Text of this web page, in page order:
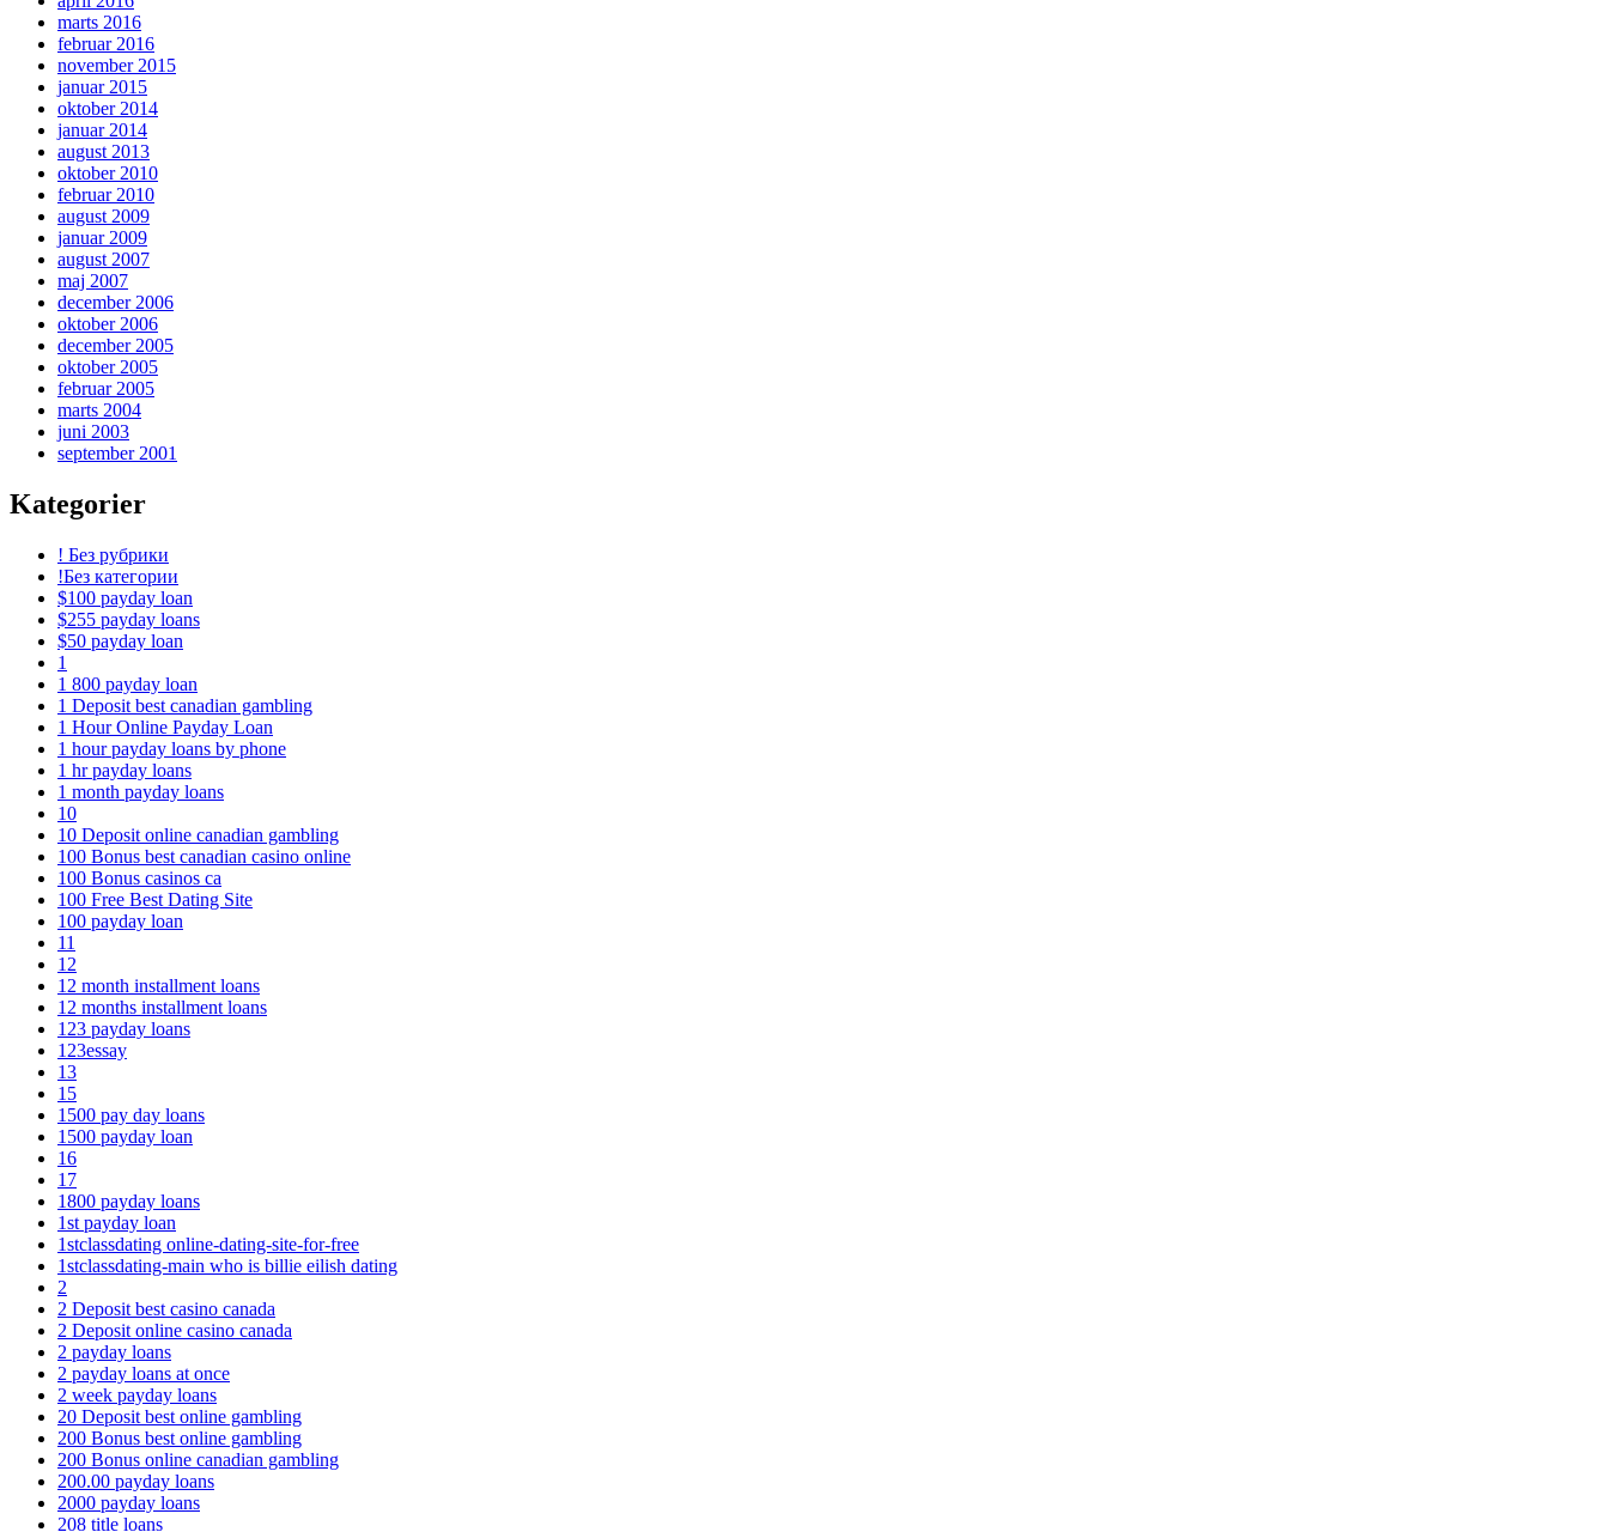
marts 2016
februar 2016
november 2015
januar 2015
oktober 2014
januar 2014
august 2013
oktober 2010
februar 2010
august 2009
januar 2009
august 2007
maj 2007
december 2006
oktober 2006
december 2005
oktober 2005
februar 2005
marts 2004
juni 2003
september 2001
Kategorier
! Без рубрики
!Без категории
$100 payday loan
$255 payday loans
$50 payday loan
1
1 800 payday loan
1 Deposit best canadian gambling
1 Hour Online Payday Loan
1 hour payday loans by phone
1 hr payday loans
1 month payday loans
10
10 Deposit online canadian gambling
100 Bonus best canadian casino online
100 Bonus casinos ca
100 Free Best Dating Site
100 payday loan
11
12
12 month installment loans
12 months installment loans
123 payday loans
123essay
13
15
1500 pay day loans
1500 payday loan
16
17
1800 payday loans
1st payday loan
1stclassdating online-dating-site-for-free
1stclassdating-main who is billie eilish dating
2
2 Deposit best casino canada
2 Deposit online casino canada
2 payday loans
2 payday loans at once
2 week payday loans
20 Deposit best online gambling
200 Bonus best online gambling
200 Bonus online canadian gambling
200.00 payday loans
2000 payday loans
208 title loans